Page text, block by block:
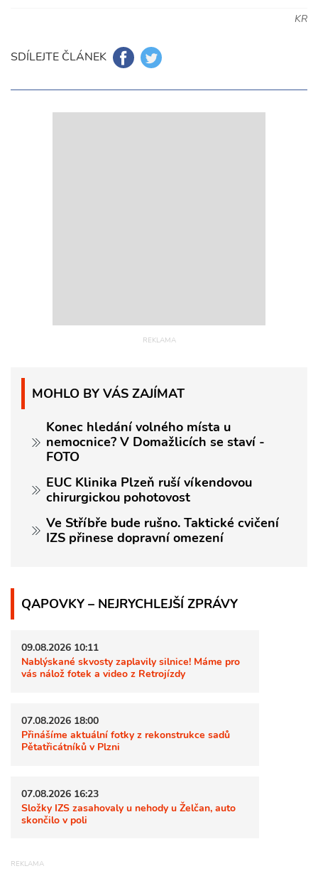
KR
SDÍLEJTE ČLÁNEK
MOHLO BY VÁS ZAJÍMAT
Konec hledání volného místa u
nemocnice? V Domažlicích se staví -
FOTO
EUC Klinika Plzeň ruší víkendovou
chirurgickou pohotovost
Ve Stříbře bude rušno. Taktické cvičení
IZS přinese dopravní omezení
QAPOVKY – NEJRYCHLEJŠÍ ZPRÁVY
09.08.2026 10:11
Nablýskané skvosty zaplavily silnice! Máme pro
vás nálož fotek a video z Retrojízdy
07.08.2026 18:00
Přinášíme aktuální fotky z rekonstrukce sadů
Pětatřicátníků v Plzni
07.08.2026 16:23
Složky IZS zasahovaly u nehody u Želčan, auto
skončilo v poli